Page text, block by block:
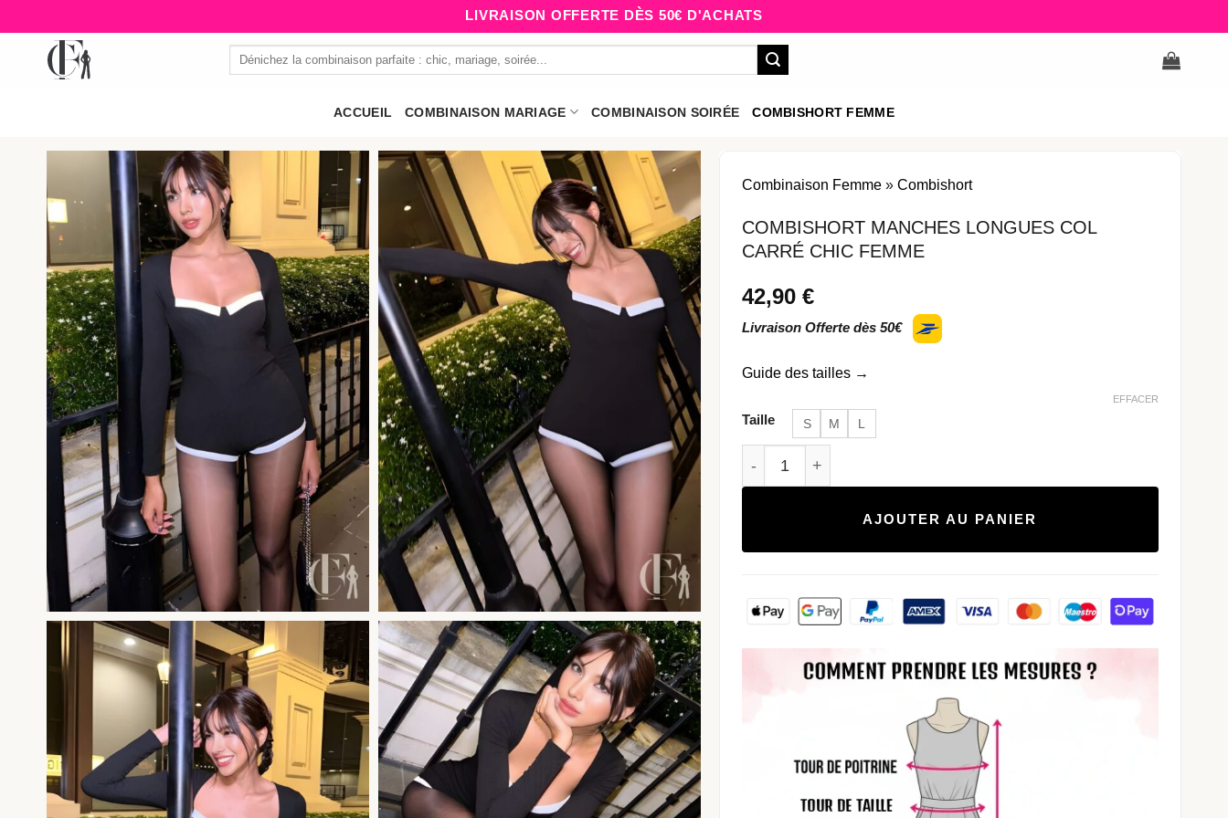
au
contenu
LIVRAISON OFFERTE DÈS 50€ D'ACHATS
Recherche
ACCUEIL COMBINAISON MARIAGE COMBINAISON SOIRÉE COMBISHORT FEMME
Combinaison Femme »Combishort
COMBISHORT MANCHES LONGUES COL
CARRÉ CHIC FEMME
42,90€
Livraison Offerte dès 50€
Guide des tailles →
Taille S M L
EFFACER
quantité de Combishort Manches Longues Col Carré Chic Femme
AJOUTER AU PANIER